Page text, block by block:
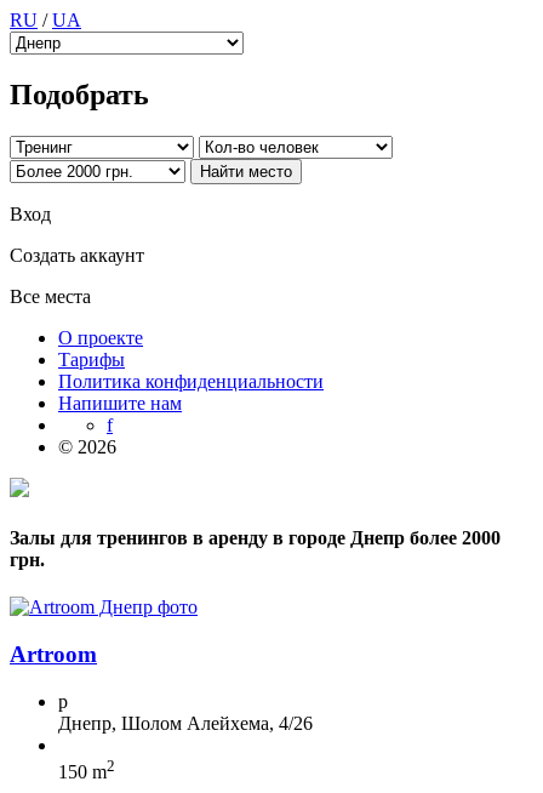
RU /UA
Подобрать
Вход
Создать аккаунт
Все места
О проекте
Тарифы
Политика конфиденциальности
Напишите нам
f
© 2026
Залы для тренингов в аренду в городе Днепр более 2000
грн.
Artroom
p
Днепр, Шолом Алейхема, 4/26
150 m2